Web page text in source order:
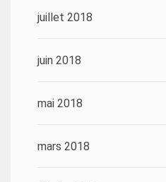
juillet 2018
juin 2018
mai 2018
mars 2018